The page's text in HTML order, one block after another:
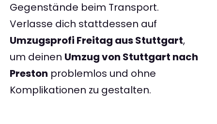
Gegenstände beim Transport.
Verlasse dich stattdessen auf
Umzugsprofi Freitag aus Stuttgart,
um deinen Umzug von Stuttgart nach
Preston problemlos und ohne
Komplikationen zu gestalten.